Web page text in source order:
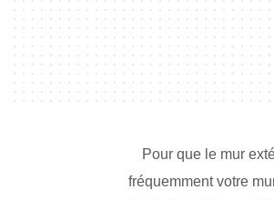
Pour que le mur
fréquemment votre